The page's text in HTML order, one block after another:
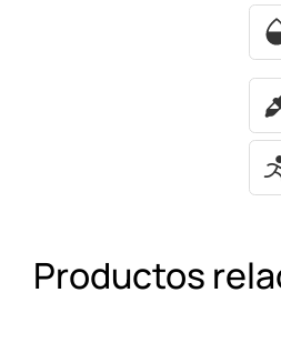
Productos